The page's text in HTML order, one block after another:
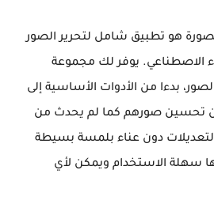
هو تطبيق شامل لتحرير الصور
الاصطناعي. يوفر لك مجموعة
بدءا من الأدوات الأساسية إلى
تحسين صورهم كما لم يحدث من
دون عناء بلمسة بسيطة
سهلة الاستخدام ويمكن لأي